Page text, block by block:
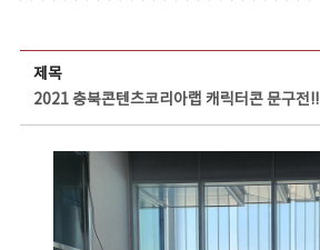
제목
2021 충북콘텐츠코리아랩 캐릭터콘 문구전!!